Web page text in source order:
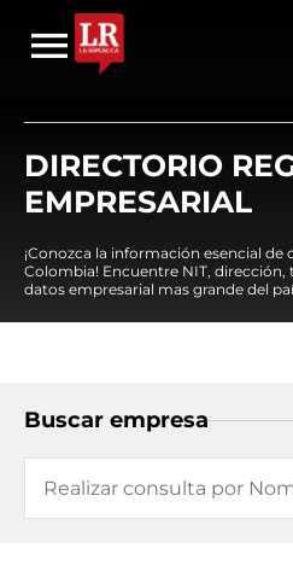
DIRECTORIO
EMPRESARIAL
¡Conozca la información esencial de
Colombia! Encuentre NIT, dirección,
datos empresarial mas grande del
Buscar empresa